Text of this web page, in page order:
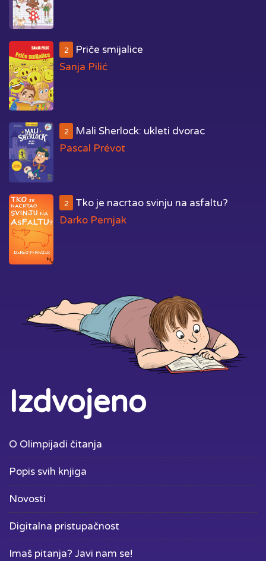
2
Priče smijalice
Sanja Pilić
2
Mali Sherlock: ukleti dvorac
Pascal Prévot
2
Tko je nacrtao svinju na asfaltu?
Darko Pernjak
Izdvojeno
O Olimpijadi čitanja
Popis svih knjiga
Novosti
Digitalna pristupačnost
Imaš pitanja? Javi nam se!